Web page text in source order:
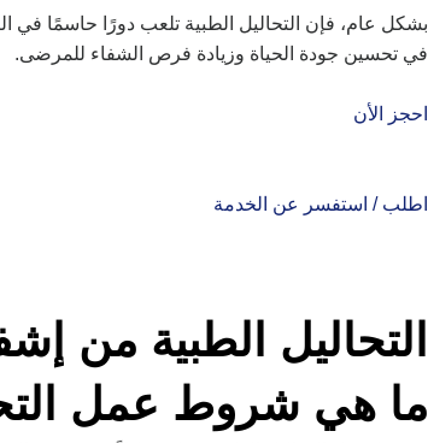
بشكل عام، فإن التحاليل الطبية تلعب دورًا حاسمًا في
في تحسين جودة الحياة وزيادة فرص الشفاء للمرضى.
احجز الأن
اطلب / استفسر عن الخدمة
التحاليل الطبية من
ما هي شروط عمل